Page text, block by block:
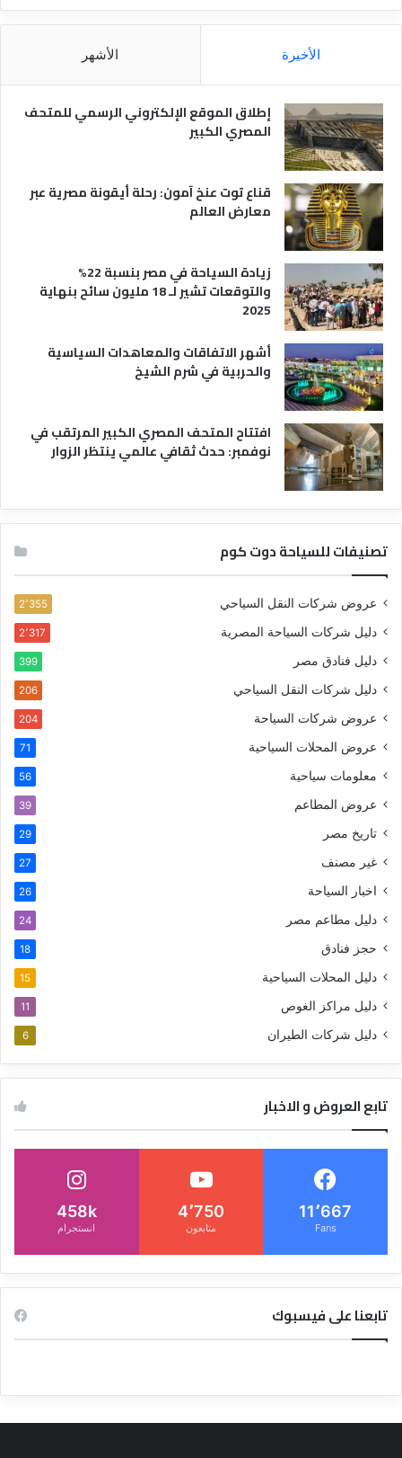
ا
ل
ر
ي
ة
الأخيرة الأشهر
إطلاق الموقع الإلكتروني الرسمي للمتحف
المصري الكبير
قناع توت عنخ آمون: رحلة أيقونة مصرية عبر
معارض العالم
زيادة السياحة في مصر بنسبة 22%
والتوقعات تشير لـ 18 مليون سائح بنهاية
2025
أشهر الاتفاقات والمعاهدات السياسية
والحربية في شرم الشيخ
افتتاح المتحف المصري الكبير المرتقب في
نوفمبر: حدث ثقافي عالمي ينتظر الزوار
تصنيفات للسياحة دوت كوم
عروض شركات النقل السياحي 2٬355
دليل شركات السياحة المصرية 2٬317
دليل فنادق مصر 399
دليل شركات النقل السياحي 206
عروض شركات السياحة 204
عروض المحلات السياحية 71
معلومات سياحية 56
عروض المطاعم 39
تاريخ مصر 29
غير مصنف 27
اخبار السياحة 26
دليل مطاعم مصر 24
حجز فنادق 18
دليل المحلات السياحية 15
دليل مراكز الغوص 11
دليل شركات الطيران 6
تابع العروض و الاخبار
11٬667
Fans
4٬750
متابعون
458k
انستجرام
تابعنا على فيسبوك